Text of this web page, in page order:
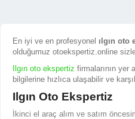
En iyi ve en profesyonel ılgın oto
olduğumuz otoekspertiz.online
Ilgın oto ekspertiz firmalarının
bilgilerine hızlıca ulaşabilir ve
Ilgın Oto Ekspertiz
İkinci el araç alım ve satım